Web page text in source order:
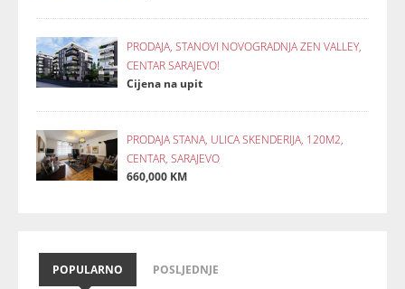
PRODAJA, STANOVI NOVOGRADNJA ZEN VALLEY,
CENTAR SARAJEVO!
Cijena na upit
PRODAJA STANA, ULICA SKENDERIJA, 120M2,
CENTAR, SARAJEVO
660,000 KM
POPULARNO POSLJEDNJE